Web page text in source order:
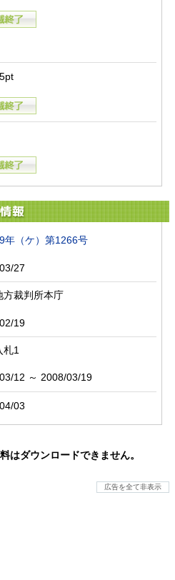
報
年（ケ）第1266号
27
方裁判所本庁
19
札1
12 ～ 2008/03/19
03
はダウンロードできません。
広告を全て非表示